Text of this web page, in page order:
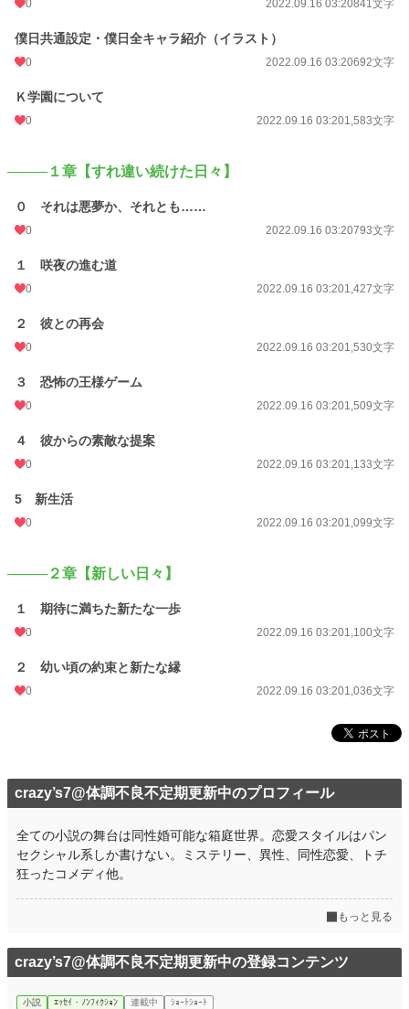
BL 31,383 位 / 31,383 件
お気に入り
24h.ポイント 0 pt
文字数
週間ポイント
年間ポイント
累計ポイント 1,139 pt (190,939 位)
0 2022.09.16 03:20841文字
僕日共通設定・僕日全キャラ紹介（イラスト）
0 2022.09.16 03:20692文字
Ｋ学園について
0 2022.09.16 03:201,583文字
────１章【すれ違い続けた日々】
０ それは悪夢か、それとも……
0 2022.09.16 03:20793文字
１ 咲夜の進む道
0 2022.09.16 03:201,427文字
２ 彼との再会
0 2022.09.16 03:201,530文字
３ 恐怖の王様ゲーム
0 2022.09.16 03:201,509文字
４ 彼からの素敵な提案
0 2022.09.16 03:201,133文字
5 新生活
0 2022.09.16 03:201,099文字
────２章【新しい日々】
１ 期待に満ちた新たな一歩
0 2022.09.16 03:201,100文字
２ 幼い頃の約束と新たな縁
0 2022.09.16 03:201,036文字
crazy’s7@体調不良不定期更新中のプロフィール
全ての小説の舞台は同性婚可能な箱庭世界。恋愛スタイルはパン
セクシャル系しか書けない。ミステリー、異性、同性恋愛、トチ
狂ったコメディ他。
もっと見る
crazy’s7@体調不良不定期更新中の登録コンテンツ
小説 ｴｯｾｲ・ﾉﾝﾌｨｸｼｮﾝ 連載中 ｼｮｰﾄｼｮｰﾄ